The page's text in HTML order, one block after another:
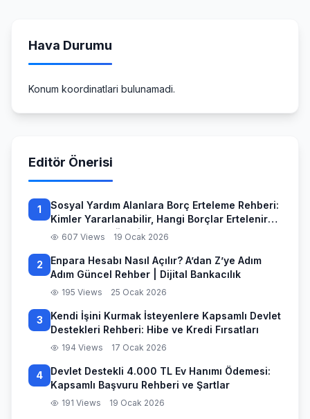
Hava Durumu
Konum koordinatlari bulunamadi.
Editör Önerisi
1
Sosyal Yardım Alanlara Borç Erteleme Rehberi:
Kimler Yararlanabilir, Hangi Borçlar Ertelenir
ve Başvuru Süreci
607 Views 19 Ocak 2026
2
Enpara Hesabı Nasıl Açılır? A’dan Z’ye Adım
Adım Güncel Rehber | Dijital Bankacılık
195 Views 25 Ocak 2026
3
Kendi İşini Kurmak İsteyenlere Kapsamlı Devlet
Destekleri Rehberi: Hibe ve Kredi Fırsatları
194 Views 17 Ocak 2026
4
Devlet Destekli 4.000 TL Ev Hanımı Ödemesi:
Kapsamlı Başvuru Rehberi ve Şartlar
191 Views 19 Ocak 2026